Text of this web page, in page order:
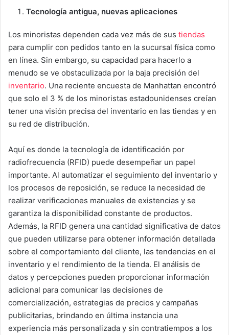
Tecnología antigua, nuevas aplicaciones
Los minoristas dependen cada vez más de sus tiendas
para cumplir con pedidos tanto en la sucursal física como
en línea. Sin embargo, su capacidad para hacerlo a
menudo se ve obstaculizada por la baja precisión del
inventario. Una reciente encuesta de Manhattan encontró
que solo el 3 % de los minoristas estadounidenses creían
tener una visión precisa del inventario en las tiendas y en
su red de distribución.
Aquí es donde la tecnología de identificación por
radiofrecuencia (RFID) puede desempeñar un papel
importante. Al automatizar el seguimiento del inventario y
los procesos de reposición, se reduce la necesidad de
realizar verificaciones manuales de existencias y se
garantiza la disponibilidad constante de productos.
Además, la RFID genera una cantidad significativa de datos
que pueden utilizarse para obtener información detallada
sobre el comportamiento del cliente, las tendencias en el
inventario y el rendimiento de la tienda. El análisis de
datos y percepciones pueden proporcionar información
adicional para comunicar las decisiones de
comercialización, estrategias de precios y campañas
publicitarias, brindando en última instancia una
experiencia más personalizada y sin contratiempos a los